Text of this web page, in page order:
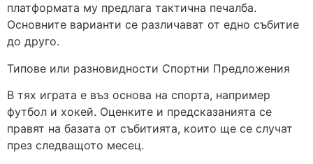
платформата му предлага тактична печалба.
Основните варианти се различават от едно събитие
до друго.
Типове или разновидности Спортни Предложения
В тях играта е въз основа на спорта, например
футбол и хокей. Оценките и предсказанията се
правят на базата от събитията, които ще се случат
през следващото месец.